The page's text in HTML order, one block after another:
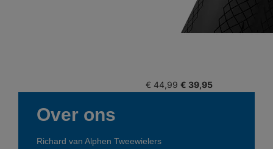
€ 44,99 € 39,95
Over ons
Richard van Alphen Tweewielers